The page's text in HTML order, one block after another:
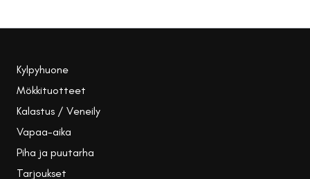
Kylpyhuone
Mökkituotteet
Kalastus / Veneily
Vapaa-aika
Piha ja puutarha
Tarjoukset